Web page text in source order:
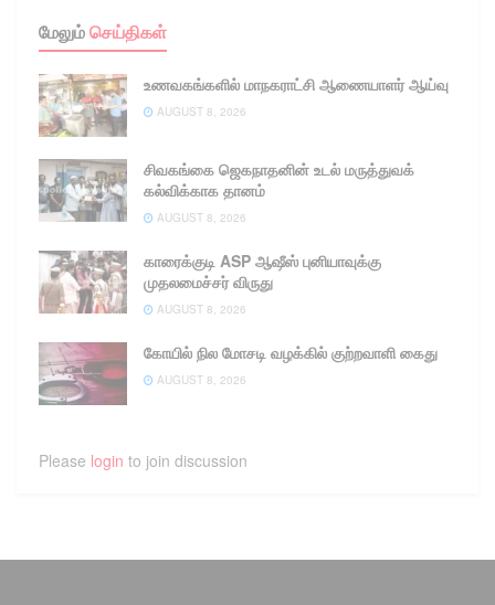
மேலும்செய்திகள்
உணவகங்களில் மாநகராட்சி ஆணையாளர் ஆய்வு
AUGUST 8, 2026
சிவகங்கை ஜெகநாதனின் உடல் மருத்துவக்
கல்விக்காக தானம்
AUGUST 8, 2026
காரைக்குடி ASP ஆஷீஸ் புனியாவுக்கு
முதலமைச்சர் விருது
AUGUST 8, 2026
கோயில் நில மோசடி வழக்கில் குற்றவாளி கைது
AUGUST 8, 2026
Please login to join discussion